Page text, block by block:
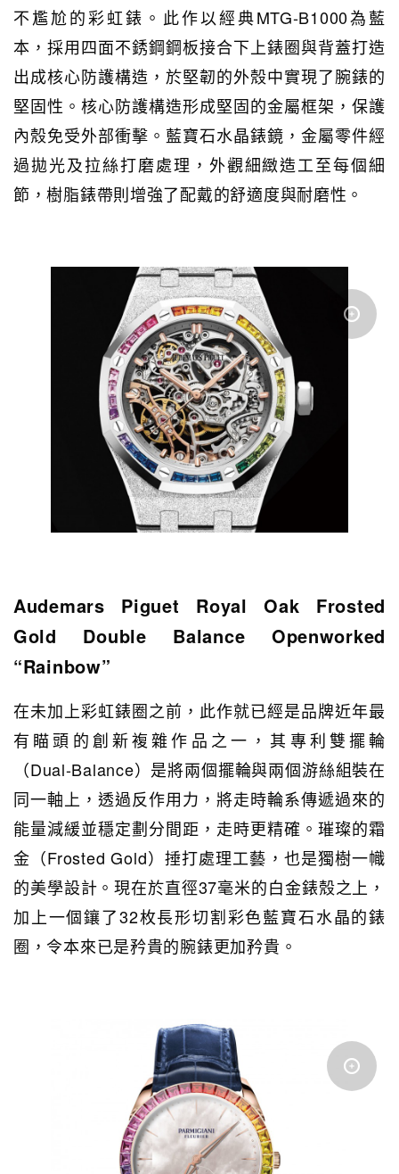
不尷尬的彩虹錶。此作以經典MTG-B1000為藍
本，採用四面不銹鋼鋼板接合下上錶圈與背蓋打造
出成核心防護構造，於堅韌的外殼中實現了腕錶的
堅固性。核心防護構造形成堅固的金屬框架，保護
內殼免受外部衝擊。藍寶石水晶錶鏡，金屬零件經
過拋光及拉絲打磨處理，外觀細緻造工至每個細
節，樹脂錶帶則增強了配戴的舒適度與耐磨性。
Audemars Piguet Royal Oak Frosted
Gold Double Balance Openworked
“Rainbow”
在未加上彩虹錶圈之前，此作就已經是品牌近年最
有瞄頭的創新複雜作品之一，其專利雙擺輪
（Dual-Balance）是將兩個擺輪與兩個游絲組裝在
同一軸上，透過反作用力，將走時輪系傳遞過來的
能量減緩並穩定劃分間距，走時更精確。璀璨的霜
金（Frosted Gold）捶打處理工藝，也是獨樹一幟
的美學設計。現在於直徑37毫米的白金錶殼之上，
加上一個鑲了32枚長形切割彩色藍寶石水晶的錶
圈，令本來已是矜貴的腕錶更加矜貴。